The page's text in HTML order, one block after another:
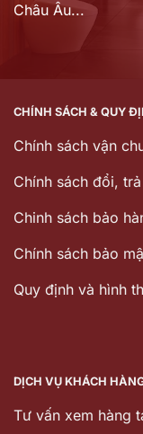
Châu Âu...
CHÍNH SÁCH & QUY
Chính sách vận
Chính sách đổi,
Chinh sách bảo
Chính sách bảo
Quy định và hình
DỊCH VỤ KHÁCH
Tư vấn xem hàng